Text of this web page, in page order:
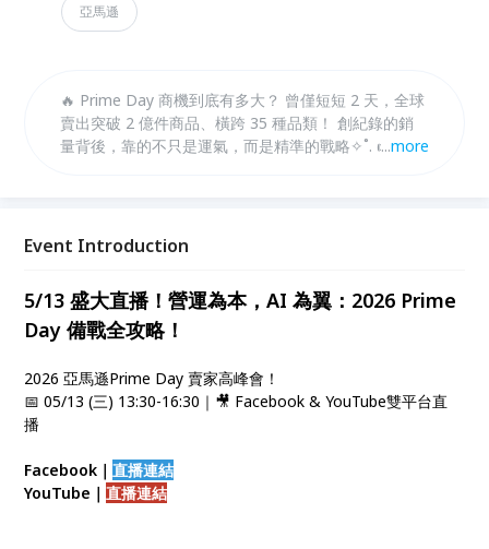
亞馬遜
🔥 Prime Day 商機到底有多大？ 曾僅短短 2 天，全球
賣出突破 2 億件商品、橫跨 35 種品類！ 創紀錄的銷
量背後，靠的不只是運氣，而是精準的戰略✧˚. 👉 立
...more
Event Introduction
5/13 盛大直播！營運為本，AI 為翼：2026 Prime
Day 備戰全攻略！
2026 亞馬遜Prime Day 賣家高峰會！
📅 05/13 (三) 13:30-16:30｜🎥 Facebook & YouTube雙平台直
播
Facebook｜直播連結
YouTube｜直播連結